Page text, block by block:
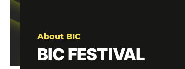
About BIC
BIC FESTIVAL